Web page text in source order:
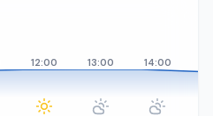
12:00 13:00 14:00